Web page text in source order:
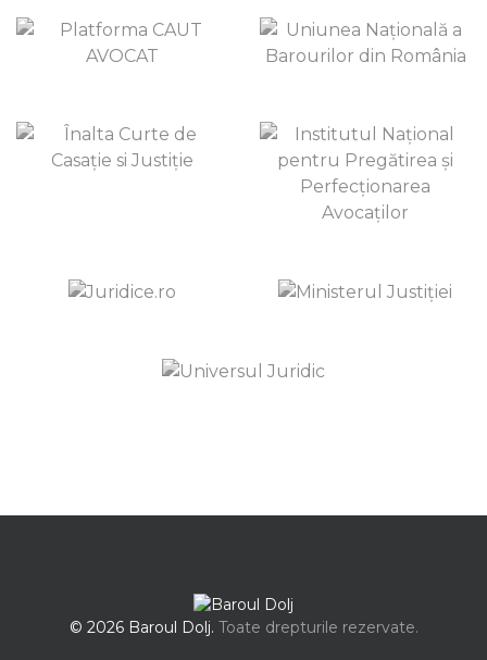
© 2026 Baroul Dolj. Toate drepturile rezervate.